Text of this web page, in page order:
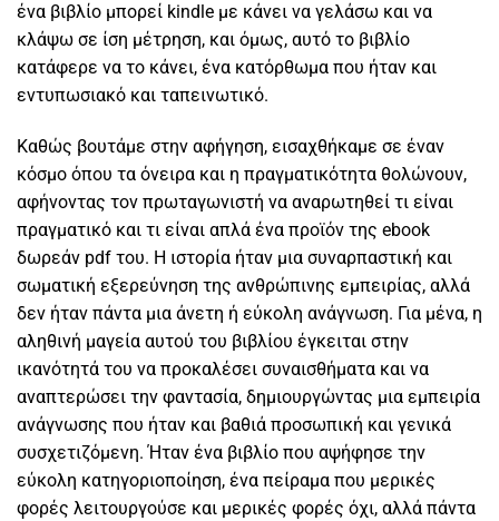
ένα βιβλίο μπορεί kindle με κάνει να γελάσω και να
κλάψω σε ίση μέτρηση, και όμως, αυτό το βιβλίο
κατάφερε να το κάνει, ένα κατόρθωμα που ήταν και
εντυπωσιακό και ταπεινωτικό.
Καθώς βουτάμε στην αφήγηση, εισαχθήκαμε σε έναν
κόσμο όπου τα όνειρα και η πραγματικότητα θολώνουν,
αφήνοντας τον πρωταγωνιστή να αναρωτηθεί τι είναι
πραγματικό και τι είναι απλά ένα προϊόν της ebook
δωρεάν pdf του. Η ιστορία ήταν μια συναρπαστική και
σωματική εξερεύνηση της ανθρώπινης εμπειρίας, αλλά
δεν ήταν πάντα μια άνετη ή εύκολη ανάγνωση. Για μένα, η
αληθινή μαγεία αυτού του βιβλίου έγκειται στην
ικανότητά του να προκαλέσει συναισθήματα και να
αναπτερώσει την φαντασία, δημιουργώντας μια εμπειρία
ανάγνωσης που ήταν και βαθιά προσωπική και γενικά
συσχετιζόμενη. Ήταν ένα βιβλίο που αψήφησε την
εύκολη κατηγοριοποίηση, ένα πείραμα που μερικές
φορές λειτουργούσε και μερικές φορές όχι, αλλά πάντα